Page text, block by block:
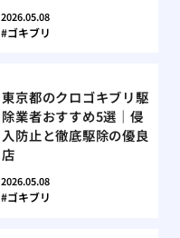
2026.05.08
ゴキブリ
東京都のクロゴキブリ駆
除業者おすすめ5選｜侵
入防止と徹底駆除の優良
店
2026.05.08
ゴキブリ